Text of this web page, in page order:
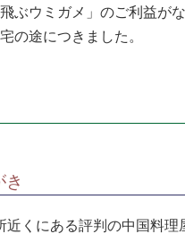
ぶウミガメ」のご利益が
の途につきました。
き
くにある評判の中国料理